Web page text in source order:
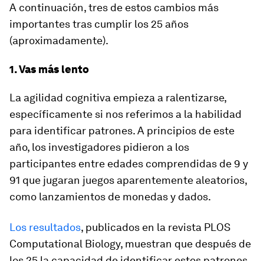
A continuación, tres de estos cambios más
importantes tras cumplir los 25 años
(aproximadamente).
1. Vas más lento
La agilidad cognitiva empieza a ralentizarse,
específicamente si nos referimos a la habilidad
para identificar patrones. A principios de este
año, los investigadores pidieron a los
participantes entre edades comprendidas de 9 y
91 que jugaran juegos aparentemente aleatorios,
como lanzamientos de monedas y dados.
Los resultados, publicados en la revista PLOS
Computational Biology, muestran que después de